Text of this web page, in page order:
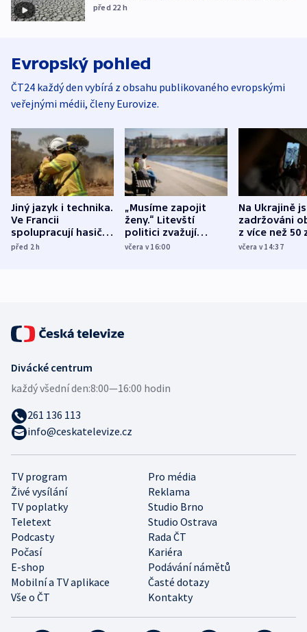
před 22 h
Evropský pohled
ČT24 každý den vybírá z obsahu publikovaného evropskými
veřejnými médii, členy Eurovize.
Jiný jazyk i technika.
Ve Francii
spolupracují hasiči z
různých zemí
před 2h
„Musíme zapojit
ženy.“ Litevští
politici zvažují
dohodu o
včera v 16:00
Na Ukrajině
zadržováni
z více než 50
Bojovali na
včera v 14:37
TV program
Pro média
Živé vysílání
Reklama
TV poplatky
Studio Brno
Teletext
Studio Ostrava
Podcasty
Rada ČT
Počasí
Kariéra
E-shop
Podávání námětů
Mobilní a TV aplikace
Časté dotazy
Vše o ČT
Kontakty
Divácké centrum
každý všední den:8:00—16:00 hodin
261 136 113
info@ceskatelevize.cz